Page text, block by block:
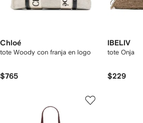
Chloé
tote Woody con franja en logo
$765
IBELIV
tote Onja
$229